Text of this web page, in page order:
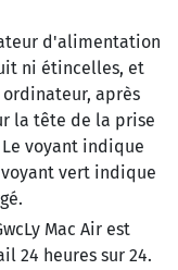
d'alimentation
ni étincelles, et
après
la tête de la prise
voyant indique
vert indique
Mac Air est
24 heures sur 24.